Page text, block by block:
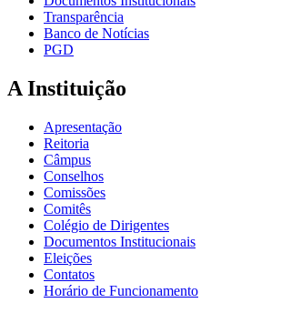
Transparência
Banco de Notícias
PGD
A Instituição
Apresentação
Reitoria
Câmpus
Conselhos
Comissões
Comitês
Colégio de Dirigentes
Documentos Institucionais
Eleições
Contatos
Horário de Funcionamento